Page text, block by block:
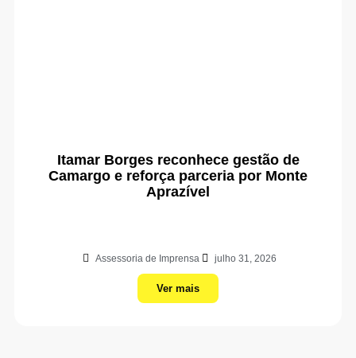
Itamar Borges reconhece gestão de
Camargo e reforça parceria por Monte
Aprazível
Assessoria de Imprensa julho 31, 2026
Ver mais